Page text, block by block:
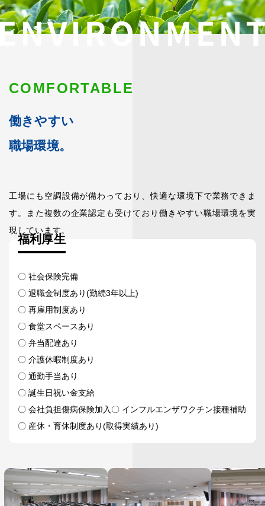
COMFORTABLE
働きやすい
職場環境。
工場にも空調設備が備わっており、快適な環境下で業務できま
す。また複数の企業認定も受けており働きやすい職場環境を実
現しています。
福利厚生
〇 社会保険完備
〇 退職金制度あり(勤続3年以上)
〇 再雇用制度あり
〇 食堂スペースあり
〇 弁当配達あり
〇 介護休暇制度あり
〇 通勤手当あり
〇 誕生日祝い金支給
〇 会社負担傷病保険加入〇 インフルエンザワクチン接種補助
〇 産休・育休制度あり(取得実績あり)